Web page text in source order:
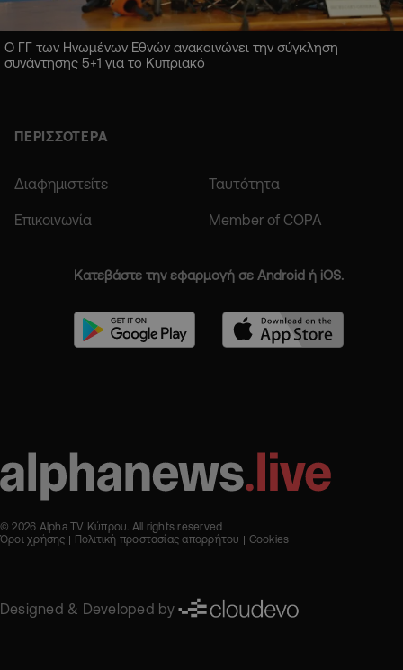
Ο ΓΓ των Ηνωμένων Εθνών ανακοινώνει την σύγκληση
συνάντησης 5+1 για το Κυπριακό
ΠΕΡΙΣΣΟΤΕΡΑ
Διαφημιστείτε Ταυτότητα
Επικοινωνία Member of COPA
Κατεβάστε την εφαρμογή σε Android ή iOS.
© 2026 Alpha TV Κύπρου. All rights reserved
Όροι χρήσης
Πολιτική προστασίας απορρήτου Cookies
Designed & Developed by